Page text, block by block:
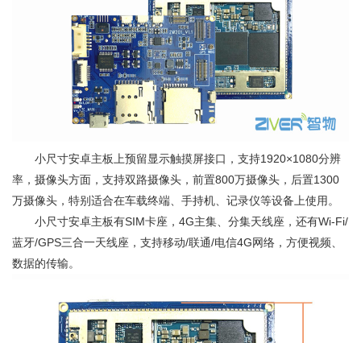
小尺寸安卓主板上预留显示触摸屏接口，支持1920×1080分辨
率，摄像头方面，支持双路摄像头，前置800万摄像头，后置1300
万摄像头，特别适合在车载终端、手持机、记录仪等设备上使用。
小尺寸安卓主板有SIM卡座，4G主集、分集天线座，还有Wi-Fi/
蓝牙/GPS三合一天线座，支持移动/联通/电信4G网络，方便视频、
数据的传输。